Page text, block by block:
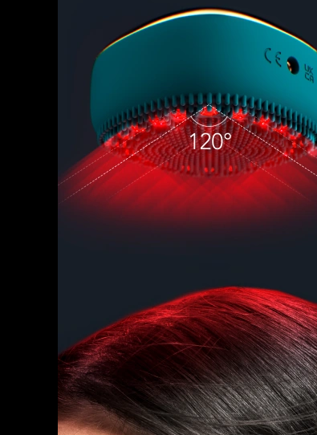
FAQ™護膚品
All FAQ™ skincare
FAQ™產品
All anti-aging treatments
FAQ™護膚品
All FAQ™ skincare
FAQ™產品
All LED treatments
FAQ™產品
FAQ™ skincare
FAQ™ products
All toning treatments
PEACH™ 2
IPL hair removal
PEACH™ 2 go
PEACH™ Cooling Prep Gel
Cooling IPL hair removal gel
LUNA™ 4 body
Massaging body brush
SUPERCHARGED™ serum
ESPADA™ 2 plus
Recurring acne LED therapy
ESPADA™ 2
ESPADA™ Blemish Solution
Concentrated acne gel
ESPADA™ 設備
All acne treatment devices
眼部護理
BEAR™ 2 eyes & lips
Microcurrent line smoothing device
IRIS™ 2
眼部護膚
Advanced eye care treatment
眼部護理設備
All revitalizing eye massagers
KIWI™
Blackhead remover
KIWI™ 皮肤护理
Advanced pore care essentials
護發
FLIP™ play advanced
LED light hairbrush
LUNA™ Dual-Peptide Scalp
Serum
For healthy hair
issa™ Teeth Whitening Set
Dual LED + sonic device & 18% PAP gel
issa™ Teeth Whitening Gel
18% PAP
更多的